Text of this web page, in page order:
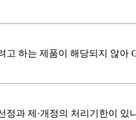
고 하는 제품이 해당되지 않아
정과 제·개정의 처리기한이 있